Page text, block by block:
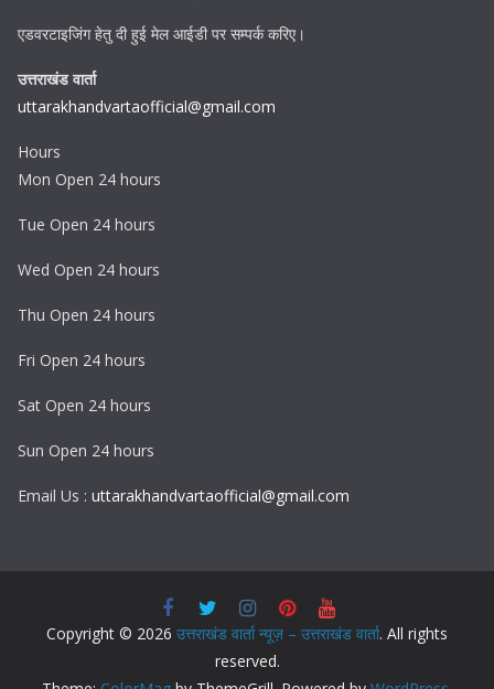
एडवरटाइजिंग हेतु दी हुई मेल आईडी पर सम्पर्क करिए।
उत्तराखंड वार्ता
uttarakhandvartaofficial@gmail.com
Hours
Mon Open 24 hours
Tue Open 24 hours
Wed Open 24 hours
Thu Open 24 hours
Fri Open 24 hours
Sat Open 24 hours
Sun Open 24 hours
Email Us : uttarakhandvartaofficial@gmail.com
Copyright © 2026 उत्तराखंड वार्ता न्यूज़ – उत्तराखंड वार्ता. All rights
reserved.